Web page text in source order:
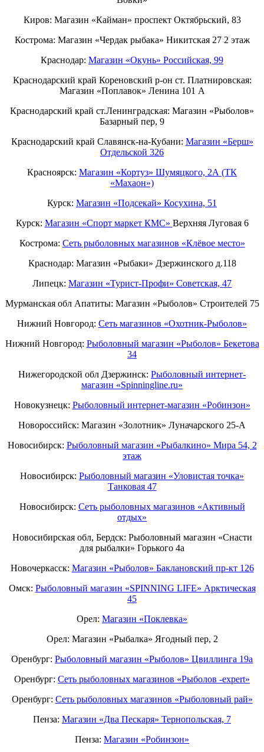
Киров: Магазин «Кайман» проспект Октябрьский, 83
Кострома: Магазин «Чердак рыбака» Никитская 27 2 этаж
Краснодар: Магазин «Окунь» Российская, 99
Краснодарский край Кореновский р-он ст. Платнировская:
Магазин «Поплавок» Ленина 101 А
Краснодарский край ст.Ленинградская: Магазин «Рыболов»
Базарный пер, 9
Краснодарский край Славянск-на-Кубани: Магазин «Берш»
Отдельской 326
Красноярск: Магазин «Кортуз» Шумяцкого, 2А (ТК
«Махаон»)
Курск: Магазин «Подсекай» Косухина, 51
Курск: Магазин «Спорт маркет КМС» Верхняя Луговая 6
Кострома: Сеть рыболовных магазинов «Клёвое место»
Краснодар: Магазин «Рыбаки» Дзержинского д.118
Липецк: Магазин «Турист-Профи» Советская, 47
Мурманская обл Апатиты: Магазин «Рыболов» Строителей 75
Нижний Новгород: Cеть магазинов «Охотник-Рыболов»
Нижний Новгород: Рыболовный магазин «Рыболов» Бекетова
34
Нижегородской обл Дзержинск: Рыболовный интернет-
магазин «Spinningline.ru»
Новокузнецк: Рыболовный интернет-магазин «Робинзон»
Новороссийск: Магазин «Золотник» Луначарского 25-А
Новосибирск: Рыболовный магазин «Рыбалкино» Мира 54, 2
этаж
Новосибирск: Рыболовный магазин «Уловистая точка»
Танковая 47
Новосибирск: Сеть рыболовных магазинов «Активный
отдых»
Новосибирская обл, Бердск: Рыболовный магазин «Снасти
для рыбалки» Горького 4а
Новочеркасск: Магазин «Рыболов» Баклановский пр-кт 126
Омск: Рыболовный магазин «SPINNING LIFE» Арктическая
45
Орел: Магазин «Поклевка»
Орел: Магазин «Рыбалка» Ягодный пер, 2
Оренбург: Рыболовный магазин «Рыболов» Цвиллинга 19а
Оренбург: Сеть рыболовных магазинов «Рыболов -expert»
Оренбург: Сеть рыболовных магазинов «Рыболовный рай»
Пенза: Магазин «Два Пескаря» Тернопольская, 7
Пенза: Магазин «Робинзон»